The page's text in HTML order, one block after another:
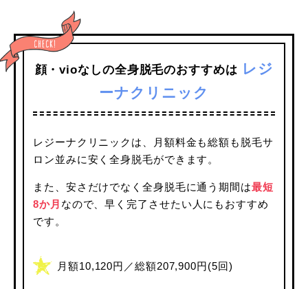
料金 618,200円(通い放題)
顔・vioなしの全身脱毛のおすすめは レジ
ーナクリニック
レジーナクリニックは、月額料金も総額も脱毛サ
ロン並みに安く全身脱毛ができます。
また、安さだけでなく全身脱毛に通う期間は最短
8か月 なので、早く完了させたい人にもおすすめ
です。
月額10,120円／総額207,900円(5回)